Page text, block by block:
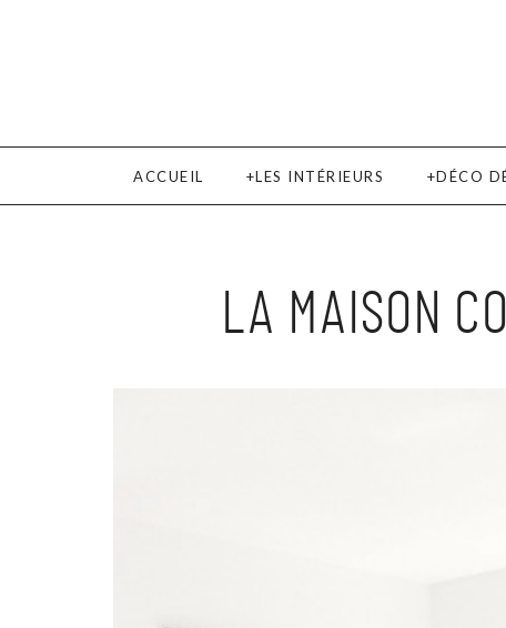
ACCUEIL LES INTÉRIEURS DÉCO
LA MAISON